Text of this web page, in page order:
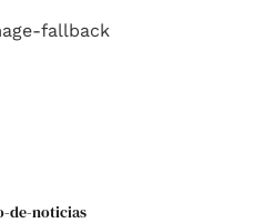
de-noticias